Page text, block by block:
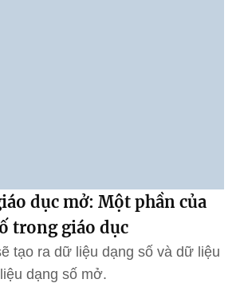
dục mở: Một phần của
trong giáo dục
tạo ra dữ liệu dạng số và dữ liệu
dạng số mở.